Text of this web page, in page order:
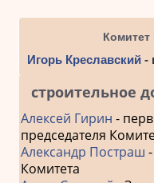
Комитет
Игорь Креславский -
строительное
Алексей Гирин -
председателя
Александр Постраш
Комитета